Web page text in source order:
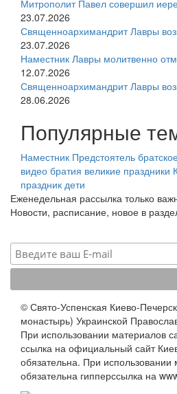
Митрополит Павел совершил
23.07.2026
Священноархимандрит Лавры
23.07.2026
Наместник Лавры молитвенно
12.07.2026
Священноархимандрит Лавры
28.06.2026
Популярные
Наместник Предстоятель
видео братия великие праздники
праздник дети
Еженедельная рассылка только
Новости, расписание, новое в
© Свято-Успенская Киево-
монастырь) Украинской
При использовании материалов
ссылка на официальный сайт
обязательна. При
обязательна гипперссылка на